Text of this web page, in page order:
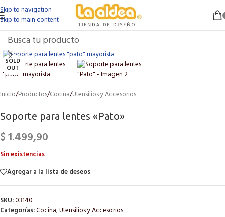
Skip to navigation
Skip to main content
SOLD
OUT
Click to enlarge
Inicio/Productos/Cocina/Utensilios y Accesorios
Soporte para lentes «Pato»
$1.499,90
Sin existencias
Agregar a la lista de deseos
SKU:03140
Categorías:Cocina,Utensilios y Accesorios